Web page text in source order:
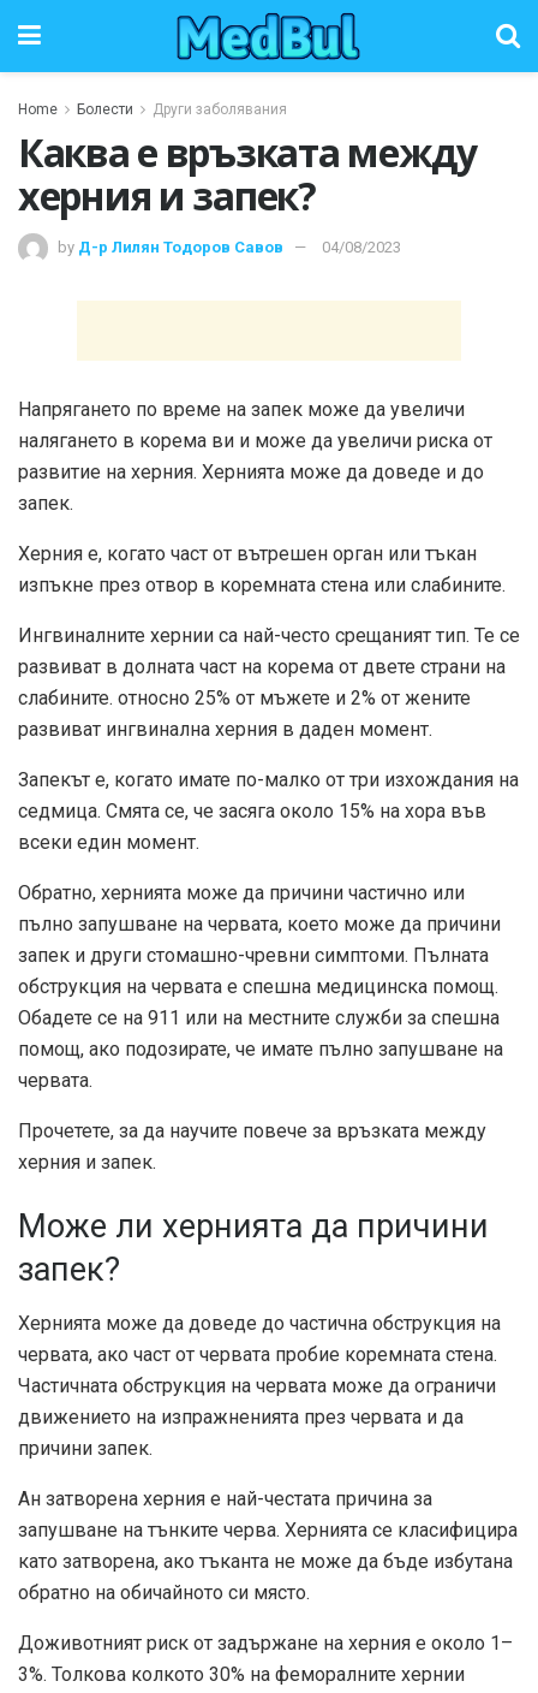
Home Болести Други заболявания
Каква е връзката между
херния и запек?
by Д-р Лилян Тодоров Савов 04/08/2023
Напрягането по време на запек може да увеличи
налягането в корема ви и може да увеличи риска от
развитие на херния. Хернията може да доведе и до
запек.
Херния е, когато част от вътрешен орган или тъкан
изпъкне през отвор в коремната стена или слабините.
Ингвиналните хернии са най-често срещаният тип. Те се
развиват в долната част на корема от двете страни на
слабините. относно 25% от мъжете и 2% от жените
развиват ингвинална херния в даден момент.
Запекът е, когато имате по-малко от три изхождания на
седмица. Смята се, че засяга около 15% на хора във
всеки един момент.
Обратно, хернията може да причини частично или
пълно запушване на червата, което може да причини
запек и други стомашно-чревни симптоми. Пълната
обструкция на червата е спешна медицинска помощ.
Обадете се на 911 или на местните служби за спешна
помощ, ако подозирате, че имате пълно запушване на
червата.
Прочетете, за да научите повече за връзката между
херния и запек.
Може ли хернията да причини
запек?
Хернията може да доведе до частична обструкция на
червата, ако част от червата пробие коремната стена.
Частичната обструкция на червата може да ограничи
движението на изпражненията през червата и да
причини запек.
Ан затворена херния е най-честата причина за
запушване на тънките черва. Хернията се класифицира
като затворена, ако тъканта не може да бъде избутана
обратно на обичайното си място.
Доживотният риск от задържане на херния е около 1–
3%. Толкова колкото 30% на феморалните хернии